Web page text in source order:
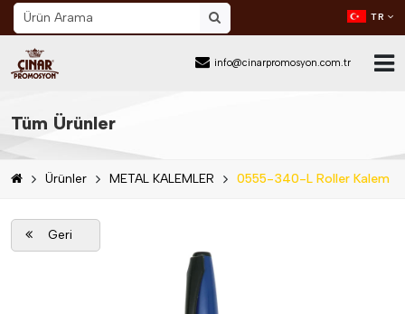
info@cinarpromosyon.com.tr
TR
Ana Sayfa
Hakkımızda
Sektör
Ürünler
Tüm Ürünler
Ürünler METAL KALEMLER 0555-340-L Roller Kalem
Geri